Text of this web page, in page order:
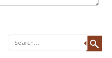
Search